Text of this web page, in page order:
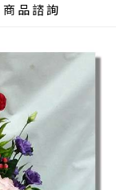
商品諮詢